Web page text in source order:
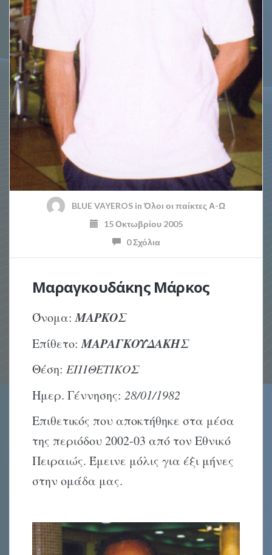
BLUE VAYEROS in Όλοι οι παίκτες Α-Ω
15 Οκτωβρίου 2005
0 Σχόλια
Μαραγκουδάκης Μάρκος
Όνομα:ΜΑΡΚΟΣ
Επίθετο:ΜΑΡΑΓΚΟΥΔΑΚΗΣ
Θέση:ΕΠΙΘΕΤΙΚΟΣ
Ημερ. Γέννησης:28/01/1982
Επιθετικός που αποκτήθηκε στα μέσα
της περιόδου 2002-03 από τον Εθνικό
Πειραιώς. Έμεινε μόλις για έξι μήνες
στην ομάδα μας.